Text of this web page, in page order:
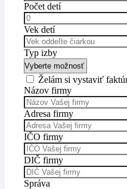
Počet detí
Vek detí
Typ izby
Želám si vystaviť
Názov firmy
Adresa firmy
IČO firmy
DIČ firmy
Správa